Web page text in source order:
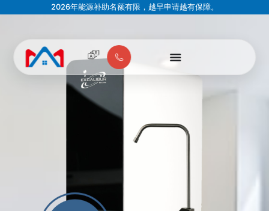
2026年能源补助名额有限，越早申请越有保障。